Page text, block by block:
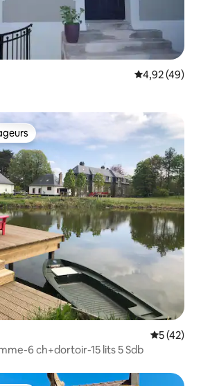
Évaluation
4,92 (49)
5 (42)
6 ch+dortoir-15 lits 5 Sdb